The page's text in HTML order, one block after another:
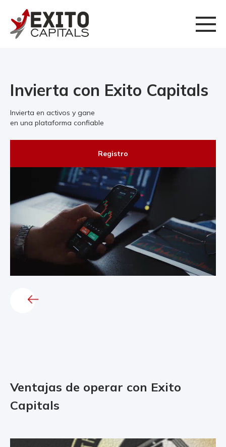
Invierta con Exito Capitals
Invierta en activos y gane
en una plataforma confiable
Registro
Ventajas de operar con Exito
Capitals